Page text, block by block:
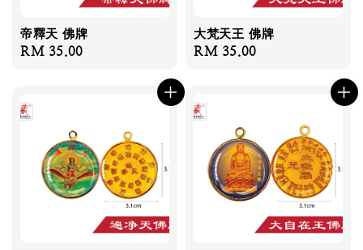
帝釋天 佛牌
Regular
RM 35.00
大梵天王 佛牌
Regular
RM 35.00